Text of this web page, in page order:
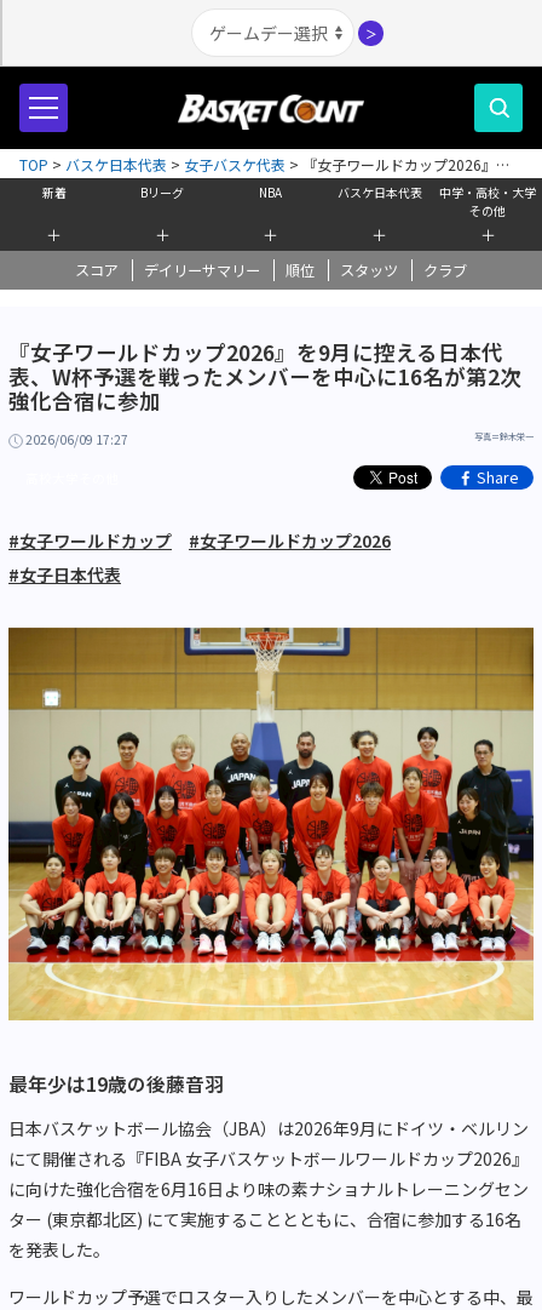
＞
新着
＋
Bリーグ
＋
NBA
＋
バスケ日本代表
＋
中学・高校・大学
その他
＋
スコア デイリーサマリー 順位 スタッツ クラブ
TOP > バスケ日本代表 > 女子バスケ代表 >
『女子ワールドカップ2026』を9
月に控える日本代表、W杯予選を戦ったメンバーを中心に16名が第2次強化合
宿に参加
『女子ワールドカップ2026』を9月に控える日本代
表、W杯予選を戦ったメンバーを中心に16名が第2次
強化合宿に参加
2026/06/09 17:27 写真＝鈴木栄一
Share
#女子ワールドカップ
#女子ワールドカップ2026
#女子日本代表
最年少は19歳の後藤音羽
日本バスケットボール協会（JBA）は2026年9月にドイツ・ベルリン
にて開催される『FIBA 女子バスケットボールワールドカップ2026』
に向けた強化合宿を6月16日より味の素ナショナルトレーニングセン
ター (東京都北区) にて実施することとともに、合宿に参加する16名
を発表した。
ワールドカップ予選でロスター入りしたメンバーを中心とする中、最